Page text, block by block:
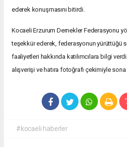
ederek konuşmasını bitirdi.
Kocaeli Erzurum Dernekler Federasyonu
teşekkür ederek, federasyonun yürüttüğü
faaliyetleri hakkında katılımcılara bilgi
alışverişi ve hatıra fotoğrafı çekimiyle
#kocaeli haberler